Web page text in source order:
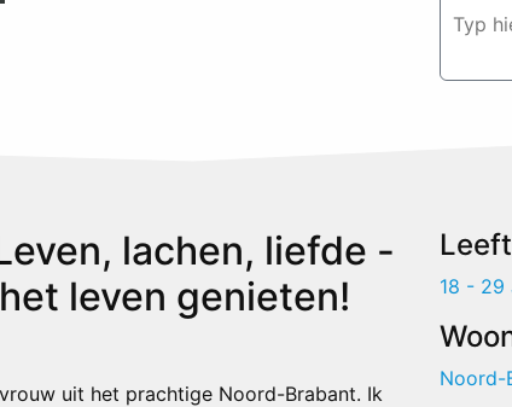
lachen, liefde -
leven genieten!
uit het prachtige Noord-Brabant. Ik
18 - 29
Noord-